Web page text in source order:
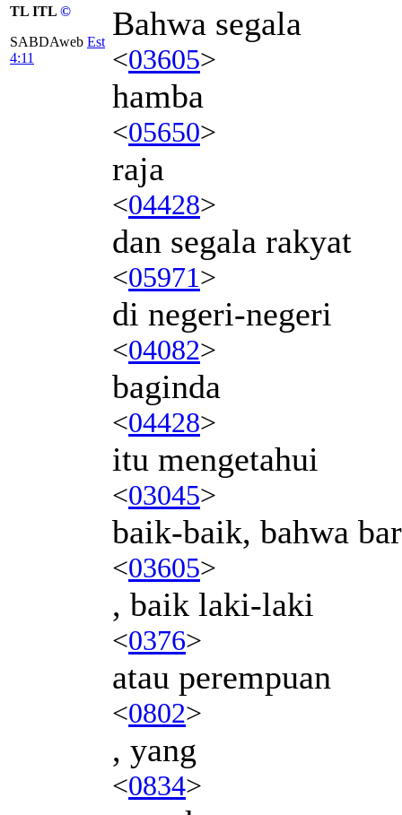
TL ITL ©
SABDAweb Est
4:11
Bahwa segala
<03605>
hamba
<05650>
raja
<04428>
dan segala rakyat
<05971>
di negeri-negeri
<04082>
baginda
<04428>
itu mengetahui
<03045>
baik-baik, bahwa
<03605>
, baik laki-laki
<0376>
atau perempuan
<0802>
, yang
<0834>